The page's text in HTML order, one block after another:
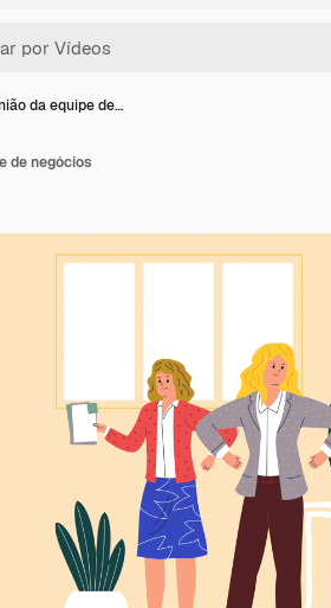
da equipe de…
de negócios